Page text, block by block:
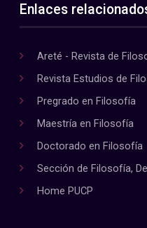
Enlaces
Areté - Revista de
Revista Estudios de
Pregrado en Filosofía
Maestría en Filosofía
Doctorado en Filosofía
Sección de Filosofía,
Home PUCP